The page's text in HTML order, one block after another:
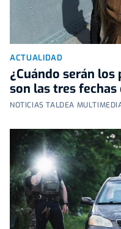
ACTUALIDAD
¿Cuándo serán
son las tres
NOTICIAS TALDEA